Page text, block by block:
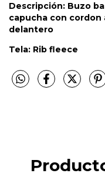
Descripción: Buzo
capucha con cordon
delantero
Tela: Rib fleece